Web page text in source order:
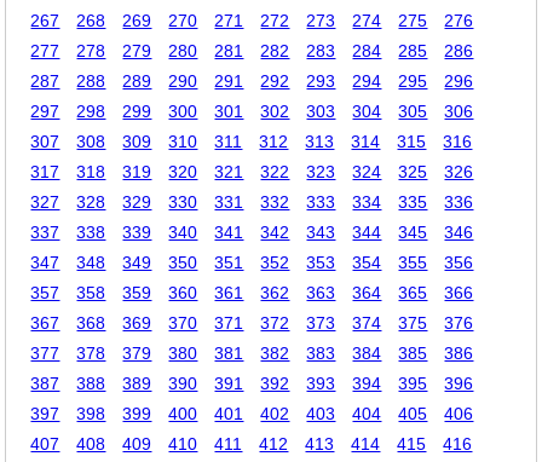
267 268 269 270 271 272 273 274 275
276
277
278 279 280 281 282 283 284 285
286
287
288 289 290 291 292 293 294 295
296
297
298 299 300 301 302 303 304 305
306
307
308 309 310 311 312 313 314 315
316
317
318 319 320 321 322 323 324 325
326
327
328 329 330 331 332 333 334 335
336
337
338 339 340 341 342 343 344 345
346
347
348 349 350 351 352 353 354 355
356
357
358 359 360 361 362 363 364 365
366
367
368 369 370 371 372 373 374 375
376
377
378 379 380 381 382 383 384 385
386
387
388 389 390 391 392 393 394 395
396
397
398 399 400 401 402 403 404 405
406
407
408 409 410 411 412 413 414 415
416